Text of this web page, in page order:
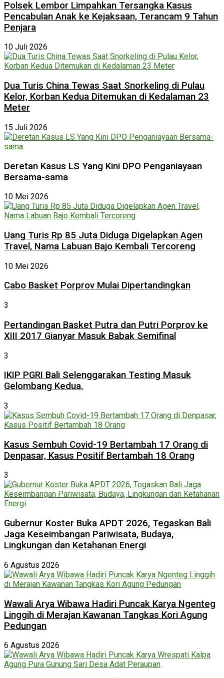
Polsek Lembor Limpahkan Tersangka Kasus
Pencabulan Anak ke Kejaksaan, Terancam 9 Tahun
Penjara
10 Juli 2026
Dua Turis China Tewas Saat Snorkeling di Pulau
Kelor, Korban Kedua Ditemukan di Kedalaman 23
Meter
15 Juli 2026
Deretan Kasus LS Yang Kini DPO Penganiayaan
Bersama-sama
10 Mei 2026
Uang Turis Rp 85 Juta Diduga Digelapkan Agen
Travel, Nama Labuan Bajo Kembali Tercoreng
10 Mei 2026
Cabo Basket Porprov Mulai Dipertandingkan
3
Pertandingan Basket Putra dan Putri Porprov ke
XIII 2017 Gianyar Masuk Babak Semifinal
3
IKIP PGRI Bali Selenggarakan Testing Masuk
Gelombang Kedua.
3
Kasus Sembuh Covid-19 Bertambah 17 Orang di
Denpasar, Kasus Positif Bertambah 18 Orang
3
Gubernur Koster Buka APDT 2026, Tegaskan Bali
Jaga Keseimbangan Pariwisata, Budaya,
Lingkungan dan Ketahanan Energi
6 Agustus 2026
Wawali Arya Wibawa Hadiri Puncak Karya Ngenteg
Linggih di Merajan Kawanan Tangkas Kori Agung
Pedungan
6 Agustus 2026